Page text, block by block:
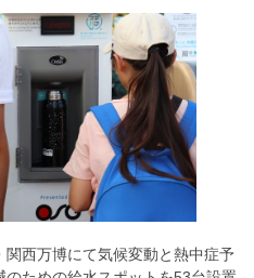
西万博にて気候変動と熱中症予